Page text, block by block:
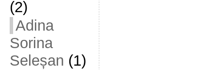
(2)
Adina
Sorina
Seleșan (1)